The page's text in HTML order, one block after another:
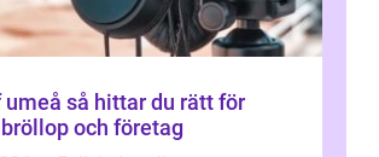
du rätt för
och företag